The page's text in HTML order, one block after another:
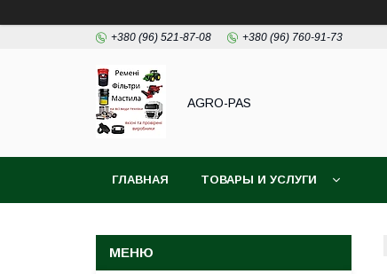
+380 (96) 521-87-08 +380 (96) 760-91-73
AGRO-PAS
ГЛАВНАЯ ТОВАРЫ И УСЛУГИ